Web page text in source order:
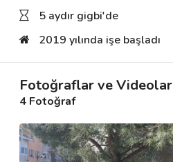
5 aydır gigbi'de
2019 yılında işe başladı
Fotoğraflar ve Videolar
4 Fotoğraf